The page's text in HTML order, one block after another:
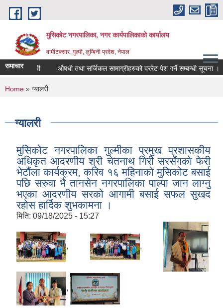
Skip to main content
मुसिकोट नगरपालिका, नगर कार्यपालिकाकाे कार्यालय
वामीटक्सार ,गुल्मी, लुम्बिनी प्रदेश, नेपाल
समाचारऔषधी तथा सर्जिकल सामाग्रीहरुको दररेट पेश गर्ने सम्बन्धी सूचना । बोलपत्र
You are here
Home » ग्यालरी
ग्यालरी
मुसिकोट नगरपालिका गुल्मीका प्रमुख प्रशासकीय
अधिकृत आदरणीय श्री चेतनाथ गिरी सरसँगकाे फेरी
भेटौंला कार्यक्रम, करिव १६ महिनाको मुसिकोट बसाई
पछि सरुवा भै तानसेन नगरपालिका पाल्पा जान लाग्नु
भएका आदरणीय सरको आगामी बसाई सफल सुखद
रहोस हार्दिक शुभकामना ।
मिति: 09/18/2025 - 15:27
, , ,
,